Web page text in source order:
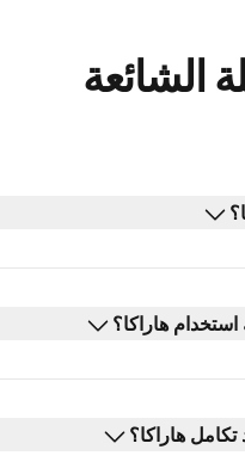
الشائعة
هاراكا؟
تكامل هاراكا؟